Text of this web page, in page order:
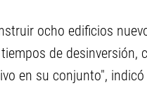
ocho edificios
de desinversión,
en su conjunto",